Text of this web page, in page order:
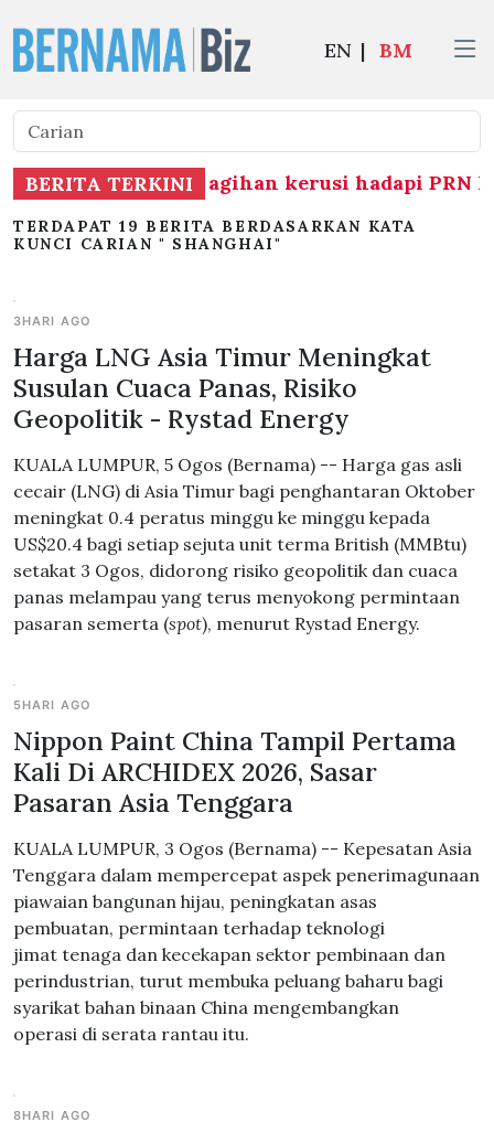
EN | BM
BERITA TERKINI
BN berhubung agihan kerusi hadapi PRN
TERDAPAT 19 BERITA BERDASARKAN KATA
KUNCI CARIAN " SHANGHAI"
3HARI AGO
Harga LNG Asia Timur Meningkat
Susulan Cuaca Panas, Risiko
Geopolitik - Rystad Energy
KUALA LUMPUR, 5 Ogos (Bernama) -- Harga gas asli
cecair (LNG) di Asia Timur bagi penghantaran Oktober
meningkat 0.4 peratus minggu ke minggu kepada
US$20.4 bagi setiap sejuta unit terma British (MMBtu)
setakat 3 Ogos, didorong risiko geopolitik dan cuaca
panas melampau yang terus menyokong permintaan
pasaran semerta (spot), menurut Rystad Energy.
5HARI AGO
Nippon Paint China Tampil Pertama
Kali Di ARCHIDEX 2026, Sasar
Pasaran Asia Tenggara
KUALA LUMPUR, 3 Ogos (Bernama) -- Kepesatan Asia
Tenggara dalam mempercepat aspek penerimagunaan
piawaian bangunan hijau, peningkatan asas
pembuatan, permintaan terhadap teknologi
jimat tenaga dan kecekapan sektor pembinaan dan
perindustrian, turut membuka peluang baharu bagi
syarikat bahan binaan China mengembangkan
operasi di serata rantau itu.
8HARI AGO